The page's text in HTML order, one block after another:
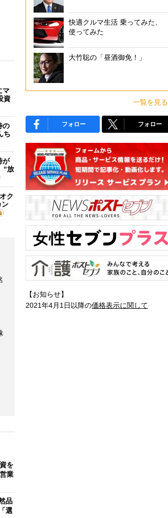
マ
資
の
ち
が
“放
ク
ン
を
業
品
選
快適クルマ生活 乗ってみた、
使ってみた
大竹聡の「昼酒御免！」
一覧を見る
フォロー フォロー
【お知らせ】
2021年4月1日以降の価格表示に関して